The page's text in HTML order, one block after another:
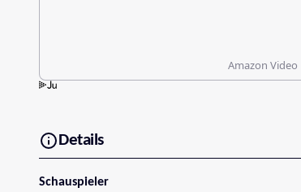
Amazon Video
Details
Schauspieler